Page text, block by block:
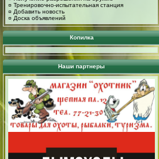
¤ Тренировочно-испытательная станция
¤ Добавить новость
¤ Доска объявлений
Копилка
Наши партнеры